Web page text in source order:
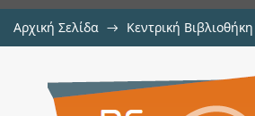
Αρχική Σελίδα → Κεντρική
A direct method to
with logarithmic,